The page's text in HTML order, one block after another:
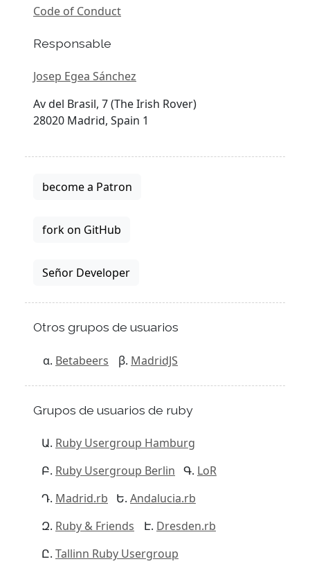
Code of Conduct
Responsable
Josep Egea Sánchez
Av del Brasil, 7 (The Irish Rover)
28020 Madrid, Spain 1
become a Patron
fork on GitHub
Señor Developer
Otros grupos de usuarios
Betabeers MadridJS
Grupos de usuarios de ruby
Ruby Usergroup Hamburg
Ruby Usergroup Berlin
LoR
Madrid.rb
Andalucia.rb
Ruby & Friends
Dresden.rb
Tallinn Ruby Usergroup